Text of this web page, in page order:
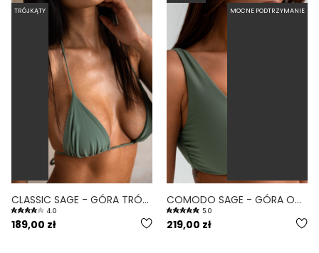
TRÓJKĄTY
CLASSIC SAGE - GÓRA TRÓJKĄTNA OD BIKINI WIĄZANA ZIELONY
4.0
189,00 zł
MOCNE PODTRZYMANIE
COMODO SAGE - GÓRA OD BIKINI NA DUŻY BIUST ZABUDOWANA ZIELONY
5.0
219,00 zł